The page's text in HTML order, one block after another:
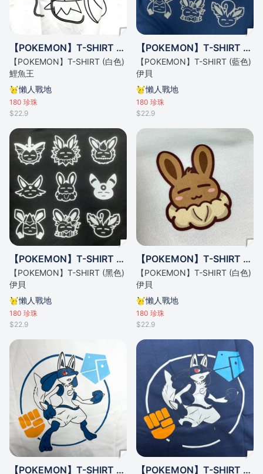
【POKEMON】T-SHIRT (白色) 鯉魚王
【POKEMON】T-SHIRT (白色)
鯉魚王
懶人戰地
180 珍珠
$22.9
【POKEMON】T-SHIRT (藍色) 伊貝
【POKEMON】T-SHIRT (藍色)
伊貝
懶人戰地
180 珍珠
$22.9
【POKEMON】T-SHIRT (黑色) 伊貝
【POKEMON】T-SHIRT (黑色)
伊貝
懶人戰地
180 珍珠
$22.9
【POKEMON】T-SHIRT (白色) 伊貝
【POKEMON】T-SHIRT (白色)
伊貝
懶人戰地
180 珍珠
$22.9
【POKEMON】T-SHIRT (白色) 路卡利歐 【POKEMON】T-SHIRT (藍色) 路卡利歐